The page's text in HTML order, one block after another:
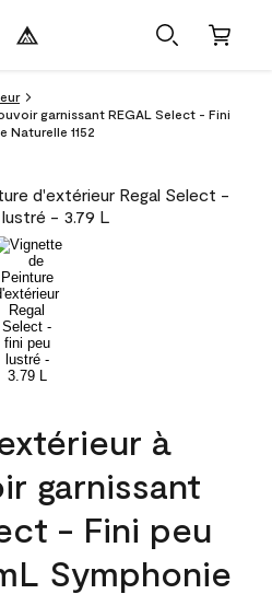
garnissant REGAL Select - Fini
Naturelle 1152
à
garnissant
- Fini peu
Symphonie